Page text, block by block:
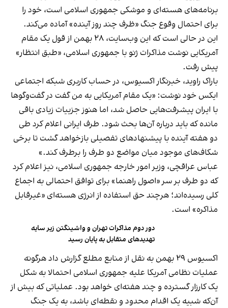
برنامه‌های هسته‌ای و موشکی جمهوری اسلامی است، خود را
برای احتمال وقوع جنگ «ظرف چند روز آینده» آماده می‌کند.
این در حالی است که این وب‌سایت، ۲۸ بهمن از قول یک مقام
آمریکایی نوشت مذاکرات ژنو با جمهوری اسلامی، «طبق انتظار»
پیش رفت.
باراک راوید، خبرنگار اکسیوس، در حساب کاربری شبکه اجتماعی
ایکس خود نوشت: «یک مقام آمریکایی به من گفت در گفت‌وگوها
با ایران پیشرفت‌هایی حاصل شد، اما هنوز جزییات زیادی باقی
مانده که باید درباره آن‌ها بحث شود. طرف ایرانی اعلام کرد طی
دو هفته آینده با پیشنهادهای تفصیلی بازخواهد گشت تا برخی
شکاف‌های موجود میان مواضع دو طرف را برطرف کند.»
عباس عراقچی، وزیر امور خارجه جمهوری اسلامی، نیز اعلام کرد
که دو طرف بر سر «اصول راهنما» برای توافق احتمالی به اجماع
کلی رسیده‌اند؛ هرچند حق استفاده از انرژی هسته‌ای «غیرقابل
مذاکره» است.
دور دوم مذاکرات تهران و واشینگتن زیر سایه
تهدیدهای متقابل به پایان رسید
اکسیوس ۲۹ بهمن به نقل از منابع مطلع گزارش داد هرگونه
عملیات نظامی آمریکا علیه جمهوری اسلامی احتمالا به شکل
یک کارزار گسترده و چند هفته‌ای خواهد بود. عملیاتی که بیش از
آن‌که شبیه یک اقدام محدود و نقطه‌ای باشد، به یک جنگ